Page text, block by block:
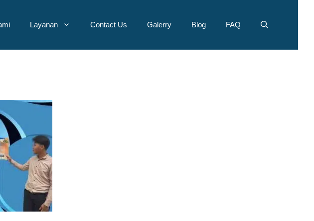
Layanan Contact Us Galerry Blog FAQ